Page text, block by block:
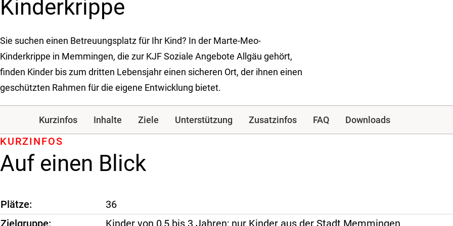
Kinderkrippe
Sie suchen einen Betreuungsplatz für Ihr Kind? In der Marte-Meo-
Kinderkrippe in Memmingen, die zur KJF Soziale Angebote Allgäu gehört,
finden Kinder bis zum dritten Lebensjahr einen sicheren Ort, der ihnen einen
geschützten Rahmen für die eigene Entwicklung bietet.
Kurzinfos Inhalte Ziele Unterstützung Zusatzinfos FAQ Downloads
Auf einen Blick
KURZINFOS
Plätze
36
Zielgruppe
Kinder von 0,5 bis 3 Jahren; nur Kinder aus der Stadt Memmingen